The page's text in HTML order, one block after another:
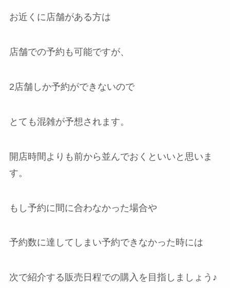
お近くに店舗がある方は
店舗での予約も可能ですが、
2店舗しか予約ができないので
とても混雑が予想されます。
開店時間よりも前から並んでおくといいと思いま
す。
もし予約に間に合わなかった場合や
予約数に達してしまい予約できなかった時には
次で紹介する販売日程での購入を目指しましょう♪